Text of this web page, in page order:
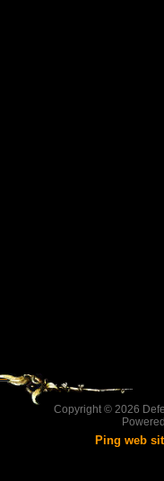
Copyright © 2026
Ping web